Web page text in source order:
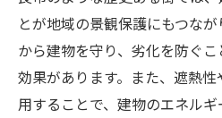
材料選びが費用に及
施工方法とそのコス
奈良市で注意したい
適正価格を見極める
とが地域の景観保護にもつな
から建物を守り、劣化を防ぐ
効果があります。また、遮熱
用することで、建物のエネル